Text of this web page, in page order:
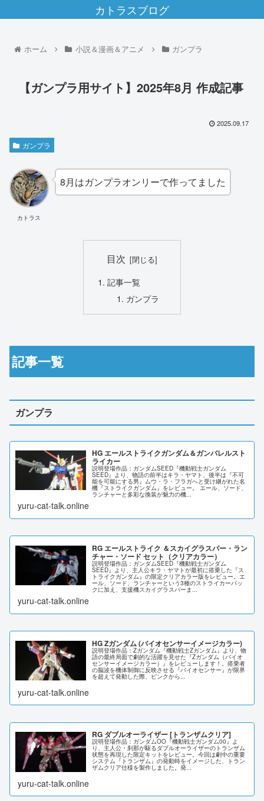
カトラスブログ
ホーム 小説＆漫画＆アニメ ガンプラ
【ガンプラ用サイト】2025年8月 作成記事
2025.09.17
ガンプラ
カトラス
8月はガンプラオンリーで作ってました
目次
記事一覧
ガンプラ
記事一覧
ガンプラ
HG エールストライクガンダム＆ガンバレルスト
ライカー
説明登場作品：ガンダムSEED『機動戦士ガンダム
SEED』より、物語の前半はキラ・ヤマト、後半は『不可
能を可能にする男』ムウ・ラ・フラガへと受け継がれた名
機『ストライクガンダム』をレビュー。 エール、ソード、
ランチャーと多彩な換装が魅力の機...
yuru-cat-talk.online
RG エールストライク ＆スカイグラスパー・ラン
チャー・ソード セット（クリアカラー）
説明登場作品：ガンダムSEED『機動戦士ガンダム
SEED』より、主人公キラ・ヤマトが最初に搭乗した『ス
トライクガンダム』の限定クリアカラー版をレビュー。エ
ール、ソード、ランチャーという3種のストライカーパッ
クに加え、支援機スカイグラスパーま...
yuru-cat-talk.online
HG Zガンダム (バイオセンサーイメージカラー)
説明登場作品：Zガンダム『機動戦士Zガンダム』より、物
語の最終局面で劇的な活躍を見せた『Zガンダム（バイオ
センサーイメージカラー）』をレビューします！。搭乗者
の脳波を機体制御に反映させる『バイオセンサー』が限界
を超えて発動した際、ピンクから...
yuru-cat-talk.online
RG ダブルオーライザー [トランザムクリア]
説明登場作品：ガンダムOO『機動戦士ガンダム00』よ
り、主人公・刹那が駆るダブルオーライザーのトランザム
状態を再現した限定キットをレビュー。今回は劇中の重要
システム『トランザム』の発動時をイメージした、トラン
ザムクリア仕様を製作しました。発...
yuru-cat-talk.online